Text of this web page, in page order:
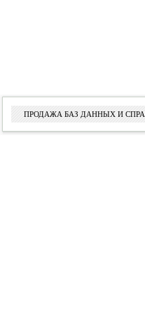
ПРОДАЖА БАЗ ДАННЫХ И